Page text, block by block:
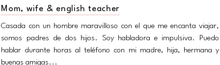
Mom, wife & english teacher
Casada con un hombre maravilloso con el que me encanta viajar,
somos padres de dos hijos. Soy habladora e impulsiva. Puedo
hablar durante horas al teléfono con mi madre, hija, hermana y
buenas amigas...